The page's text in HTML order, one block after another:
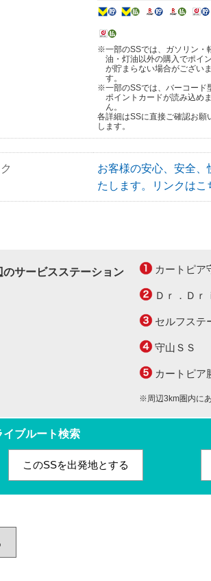
※一部のSSでは、ガソリン・
油・灯油以外の購入でポイ
が貯まらない場合がございま
す。
※一部のSSでは、バーコード
ポイントカードが読み込め
ん。
各詳細はSSに直接ご確認お願
します。
お客様の安心、安全
たします。リンクはこ
のサービスステーション カートピア
Ｄｒ．Ｄｒ
セルフステ
守山ＳＳ
カートピア
※周辺3km圏内に
イブルート検索
このSSを出発地とする